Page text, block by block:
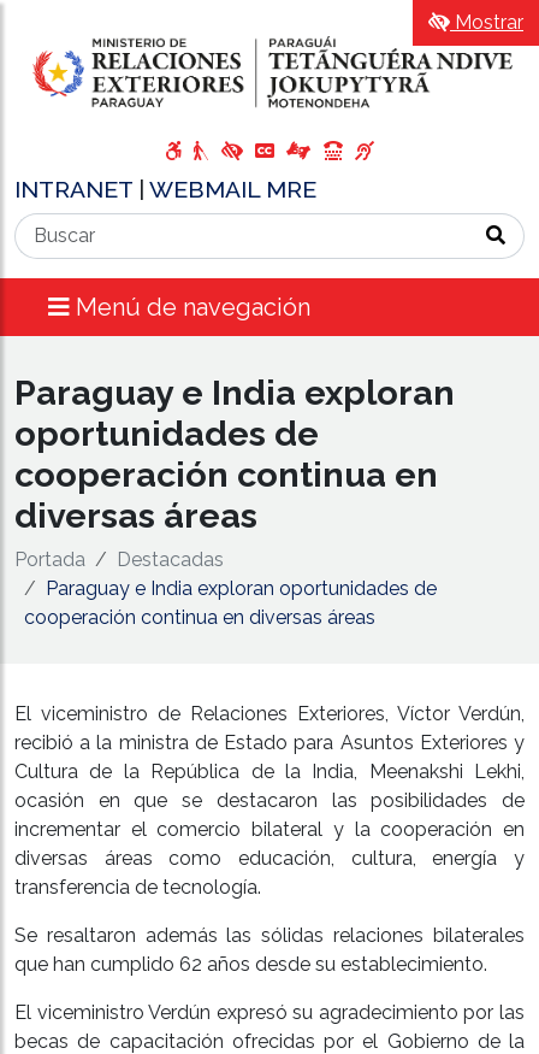
INTRANET WEBMAIL MRE
Menú de navegación
Mostrar
Paraguay e India exploran
oportunidades de
cooperación continua en
diversas áreas
Portada
Destacadas
Paraguay e India exploran oportunidades de
cooperación continua en diversas áreas
El viceministro de Relaciones Exteriores, Víctor Verdún,
recibió a la ministra de Estado para Asuntos Exteriores y
Cultura de la República de la India, Meenakshi Lekhi,
ocasión en que se destacaron las posibilidades de
incrementar el comercio bilateral y la cooperación en
diversas áreas como educación, cultura, energía y
transferencia de tecnología.
Se resaltaron además las sólidas relaciones bilaterales
que han cumplido 62 años desde su establecimiento.
El viceministro Verdún expresó su agradecimiento por las
becas de capacitación ofrecidas por el Gobierno de la